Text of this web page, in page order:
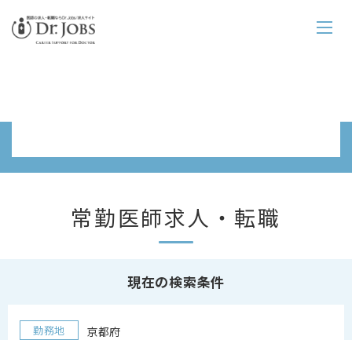
常勤医師求人・転職
現在の検索条件
勤務地 京都府